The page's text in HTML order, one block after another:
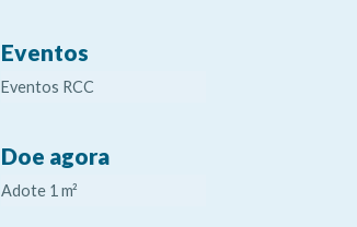
Eventos
Eventos RCC
Doe agora
Adote 1 m²